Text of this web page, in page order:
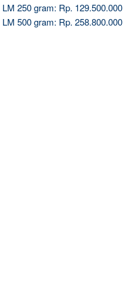
250 gram: Rp. 129.500.000
500 gram: Rp. 258.800.000